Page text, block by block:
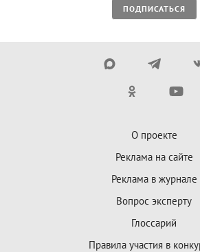
ПОДПИСАТЬСЯ
О проекте
Реклама на сайте
Реклама в журнале
Вопрос эксперту
Глоссарий
Правила участия в